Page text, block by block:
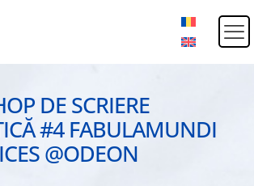
DE SCRIERE
#4 FABULAMUNDI
@ODEON